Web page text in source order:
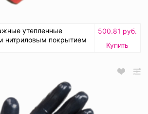
утепленные
нитриловым покрытием
500.81 руб.
Купить